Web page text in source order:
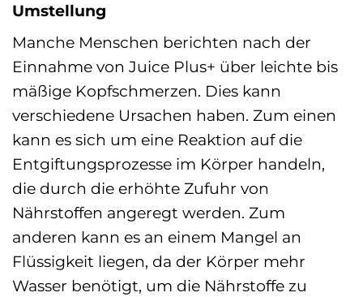
Umstellung
Manche Menschen berichten nach der
Einnahme von Juice Plus+ über leichte bis
mäßige Kopfschmerzen. Dies kann
verschiedene Ursachen haben. Zum einen
kann es sich um eine Reaktion auf die
Entgiftungsprozesse im Körper handeln,
die durch die erhöhte Zufuhr von
Nährstoffen angeregt werden. Zum
anderen kann es an einem Mangel an
Flüssigkeit liegen, da der Körper mehr
Wasser benötigt, um die Nährstoffe zu